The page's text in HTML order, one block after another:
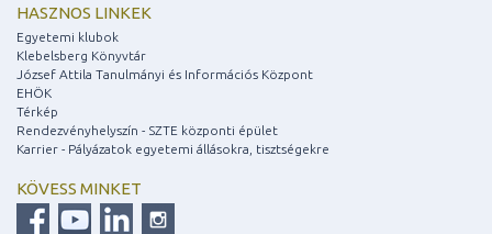
HASZNOS LINKEK
Egyetemi klubok
Klebelsberg Könyvtár
József Attila Tanulmányi és Információs Központ
EHÖK
Térkép
Rendezvényhelyszín - SZTE központi épület
Karrier - Pályázatok egyetemi állásokra, tisztségekre
KÖVESS MINKET